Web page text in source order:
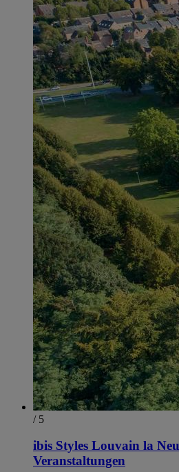
/ 5
ibis Styles Louvain la
Veranstaltungen